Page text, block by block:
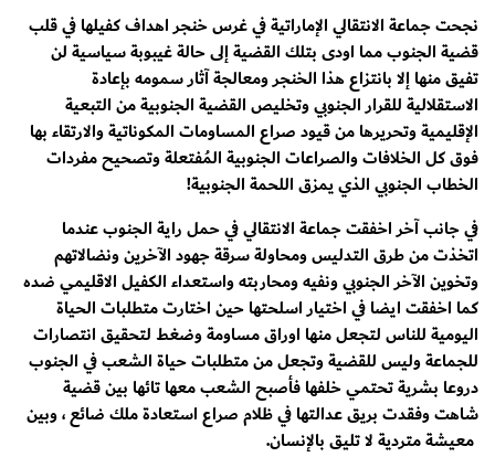
نجحت جماعة الانتقالي الإماراتية في غرس خنجر اهداف كفيلها في قلب
قضية الجنوب مما اودى بتلك القضية إلى حالة غيبوبة سياسية لن
تفيق منها إلا بانتزاع هذا الخنجر ومعالجة آثار سمومه بإعادة
الاستقلالية للقرار الجنوبي وتخليص القضية الجنوبية من التبعية
الإقليمية وتحريرها من قيود صراع المساومات المكوناتية والارتقاء بها
فوق كل الخلافات والصراعات الجنوبية المُفتعلة وتصحيح مفردات
الخطاب الجنوبي الذي يمزق اللحمة الجنوبية!
في جانب آخر اخفقت جماعة الانتقالي في حمل راية الجنوب عندما
اتخذت من طرق التدليس ومحاولة سرقة جهود الآخرين ونضالاتهم
وتخوين الآخر الجنوبي ونفيه ومحاربته واستعداء الكفيل الاقليمي ضده
كما اخفقت ايضا في اختيار اسلحتها حين اختارت متطلبات الحياة
اليومية للناس لتجعل منها اوراق مساومة وضغط لتحقيق انتصارات
للجماعة وليس للقضية وتجعل من متطلبات حياة الشعب في الجنوب
دروعا بشرية تحتمي خلفها فأصبح الشعب معها تائها بين قضية
شاهت وفقدت بريق عدالتها في ظلام صراع استعادة ملك ضائع ، وبين
معيشة متردية لا تليق بالإنسان.